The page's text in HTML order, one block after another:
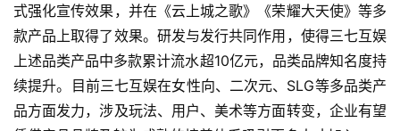
上
海
站
式强化宣传效果，并在《云上城之歌》《荣耀大天使》等多
款产品上取得了效果。研发与发行共同作用，使得三七互娱
上述品类产品中多款累计流水超10亿元，品类品牌知名度持
续提升。目前三七互娱在女性向、二次元、SLG等多品类产
品方面发力，涉及玩法、用户、美术等方面转变，企业有望